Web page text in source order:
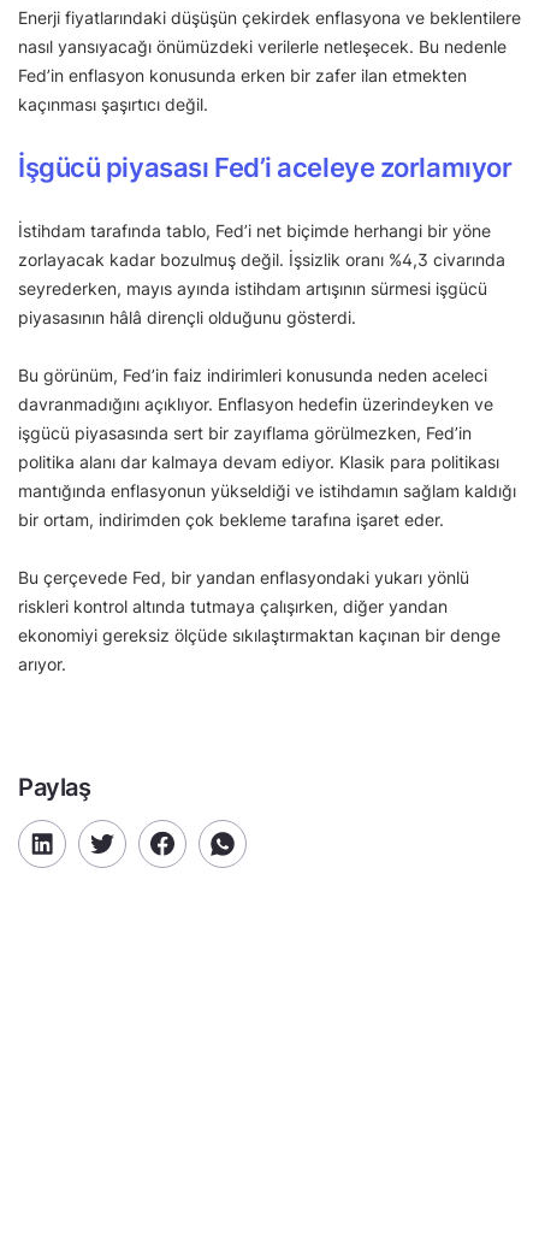
Enerji fiyatlarındaki düşüşün çekirdek enflasyona ve beklentilere
nasıl yansıyacağı önümüzdeki verilerle netleşecek. Bu nedenle
Fed’in enflasyon konusunda erken bir zafer ilan etmekten
kaçınması şaşırtıcı değil.
İşgücü piyasası Fed’i aceleye zorlamıyor
İstihdam tarafında tablo, Fed’i net biçimde herhangi bir yöne
zorlayacak kadar bozulmuş değil. İşsizlik oranı %4,3 civarında
seyrederken, mayıs ayında istihdam artışının sürmesi işgücü
piyasasının hâlâ dirençli olduğunu gösterdi.
Bu görünüm, Fed’in faiz indirimleri konusunda neden aceleci
davranmadığını açıklıyor. Enflasyon hedefin üzerindeyken ve
işgücü piyasasında sert bir zayıflama görülmezken, Fed’in
politika alanı dar kalmaya devam ediyor. Klasik para politikası
mantığında enflasyonun yükseldiği ve istihdamın sağlam kaldığı
bir ortam, indirimden çok bekleme tarafına işaret eder.
Bu çerçevede Fed, bir yandan enflasyondaki yukarı yönlü
riskleri kontrol altında tutmaya çalışırken, diğer yandan
ekonomiyi gereksiz ölçüde sıkılaştırmaktan kaçınan bir denge
arıyor.
Paylaş